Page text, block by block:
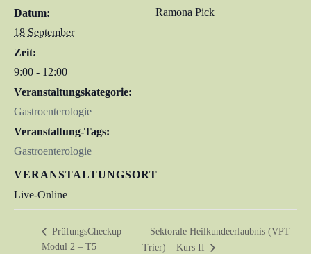
Datum:
18 September
Zeit:
9:00 - 12:00
Veranstaltungskategorie:
Gastroenterologie
Veranstaltung-Tags:
Gastroenterologie
VERANSTALTUNGSORT
Live-Online
Ramona Pick
PrüfungsCheckup
Modul 2 – T5
Sektorale Heilkundeerlaubnis (VPT
Trier) – Kurs II